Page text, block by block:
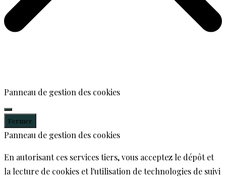
Panneau de gestion des cookies
Fermer
Panneau de gestion des cookies
En autorisant ces services tiers, vous acceptez le dépôt et
la lecture de cookies et l'utilisation de technologies de suivi